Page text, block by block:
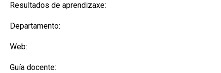
Resultados de aprendizaxe:
Departamento:
Web:
Guía docente: